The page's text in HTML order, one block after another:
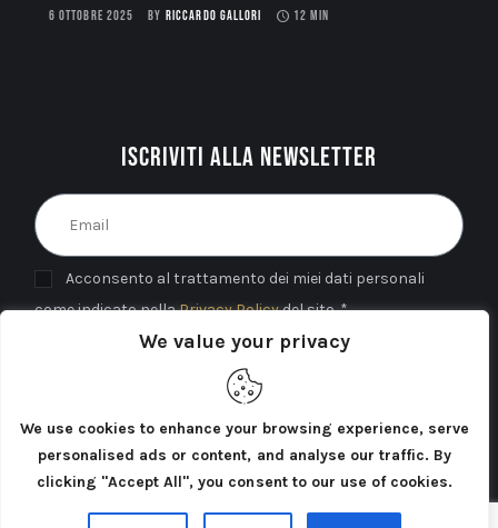
We value your privacy
We use cookies to enhance your browsing experience, serve
personalised ads or content, and analyse our traffic. By
clicking "Accept All", you consent to our use of cookies.
6 OTTOBRE 2025 BY RICCARDO GALLORI 12 MIN
Iscriviti alla newsletter
Acconsento al trattamento dei miei dati personali
come indicato nellaPrivacy Policydel sito. *
INVIA
Cercatori di Atlantide 2025©. Tutti i diritti riservati.